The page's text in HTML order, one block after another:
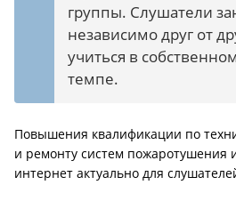
группы. Слушатели
независимо друг от
учиться в
темпе.
Повышения квалификации по
и ремонту систем пожаротушения
интернет актуально для